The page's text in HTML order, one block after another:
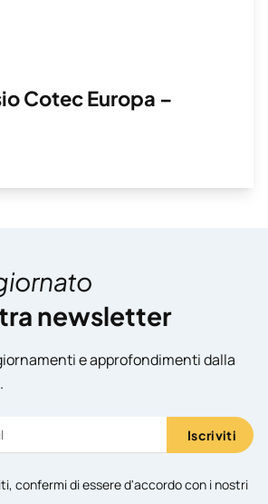
Cotec Europa –
newsletter
e approfondimenti dalla
Iscriviti
confermi di essere d'accordo con i nostri